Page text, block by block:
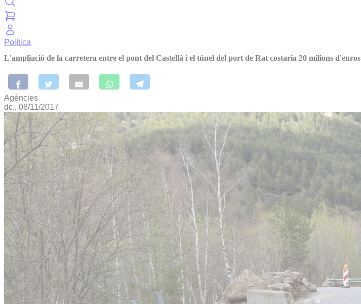
Política
L'ampliació de la carretera entre el pont del Castellà i el túnel del port de Rat costaria 20 milions d'euros
Agències
dc., 08/11/2017